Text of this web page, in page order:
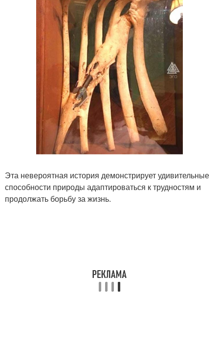
Эта невероятная история демонстрирует удивительные
способности природы адаптироваться к трудностям и
продолжать борьбу за жизнь.